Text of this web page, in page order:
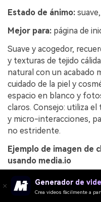
Estado de ánimo:
Mejor para: página de
Suave y acogedor,
y texturas de tejido
natural con un acabado
cuidado de la piel y
espacio en blanco y
claros. Consejo: utiliza
y micro-interacciones,
no estridente.
Ejemplo de imagen de
usando media.io
Generador de
Crea videos fácilmente a